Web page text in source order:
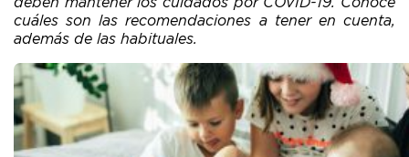
cuáles son las recomendaciones a tener en cuenta,
además de las habituales.